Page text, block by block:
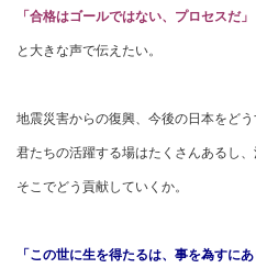
「合格はゴールではない、プロセスだ」
と大きな声で伝えたい。
地震災害からの復興、今後の日本をどう
君たちの活躍する場はたくさんあるし、
そこでどう貢献していくか。
「この世に生を得たるは、事を為すにあ